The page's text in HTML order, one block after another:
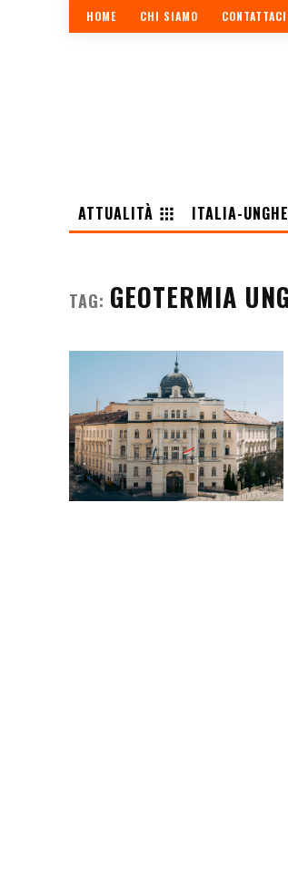
HOME CHI SIAMO CONTATTACI
ATTUALITÀ
ITALIA-
TAG: GEOTERMIA